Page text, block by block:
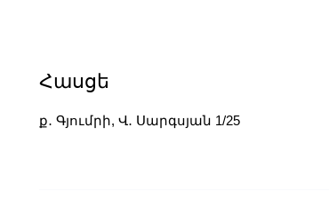
Հասցե
ք․ Գյումրի, Վ․ Սարգսյան 1/25